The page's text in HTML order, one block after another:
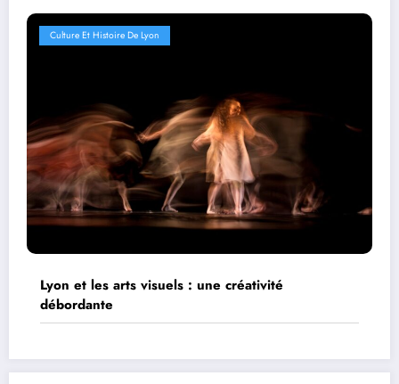
Culture Et Histoire De Lyon
Lyon et les arts visuels : une créativité
débordante